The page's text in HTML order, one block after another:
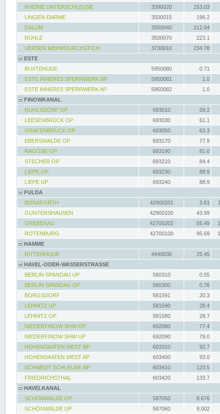
RHEINE UNTERSCHLEUSE
3390020
153.03
LINGEN-DARME
3500015
196.2
DALUM
3550040
212.04
RÜHLE
3500070
223.1
VERSEN WEHRDURCHSTICH
3730010
234.78
ESTE
BUXTEHUDE
5950080
0.71
ESTE INNERES SPERRWERK BP
5950081
1.0
ESTE INNERES SPERRWERK AP
5950082
1.0
FINOWKANAL
RUHLSDORF OP
693010
59.2
LEESENBRÜCK OP
693030
61.1
GRAFENBRÜCK OP
693050
63.3
EBERSWALDE OP
693170
77.9
RAGÖSE OP
693190
81.0
STECHER OP
693210
84.4
LIEPE OP
693230
88.9
LIEPE UP
693240
88.9
FULDA
BONAFORTH
42900201 3.61
GUNTERSHAUSEN
42900100
43.99
GREBENAU
42700202 55.49
ROTENBURG
42700100 95.69
HAMME
RITTERHUDE
4940030
25.45
HAVEL-ODER-WASSERSTRASSE
BERLIN-SPANDAU UP
580310
0.55
BERLIN-SPANDAU OP
580300
0.76
BORGSDORF
581591
20.3
LEHNITZ UP
581590
28.4
LEHNITZ OP
581580
28.7
NIEDERFINOW SHW OP
692080
77.4
NIEDERFINOW SHW UP
692090
78.0
HOHENSAATEN WEST BP
603310
92.7
HOHENSAATEN WEST AP
603400
93.0
SCHWEDT SCHLEUSE BP
603410
123.5
FRIEDRICHSTHAL
603420
133.7
HAVELKANAL
SCHÖNWALDE OP
587050
8.676
SCHÖNWALDE UP
587060
9.002